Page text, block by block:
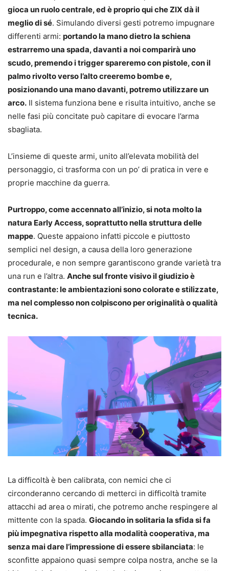
gioca un ruolo centrale, ed è proprio qui che ZIX dà il
meglio di sé. Simulando diversi gesti potremo impugnare
differenti armi: portando la mano dietro la schiena
estrarremo una spada, davanti a noi comparirà uno
scudo, premendo i trigger spareremo con pistole, con il
palmo rivolto verso l’alto creeremo bombe e,
posizionando una mano davanti, potremo utilizzare un
arco. Il sistema funziona bene e risulta intuitivo, anche se
nelle fasi più concitate può capitare di evocare l’arma
sbagliata.
L’insieme di queste armi, unito all’elevata mobilità del
personaggio, ci trasforma con un po’ di pratica in vere e
proprie macchine da guerra.
Purtroppo, come accennato all’inizio, si nota molto la
natura Early Access, soprattutto nella struttura delle
mappe. Queste appaiono infatti piccole e piuttosto
semplici nel design, a causa della loro generazione
procedurale, e non sempre garantiscono grande varietà tra
una run e l’altra. Anche sul fronte visivo il giudizio è
contrastante: le ambientazioni sono colorate e stilizzate,
ma nel complesso non colpiscono per originalità o qualità
tecnica.
La difficoltà è ben calibrata, con nemici che ci
circonderanno cercando di metterci in difficoltà tramite
attacchi ad area o mirati, che potremo anche respingere al
mittente con la spada. Giocando in solitaria la sfida si fa
più impegnativa rispetto alla modalità cooperativa, ma
senza mai dare l’impressione di essere sbilanciata: le
sconfitte appaiono quasi sempre colpa nostra, anche se la